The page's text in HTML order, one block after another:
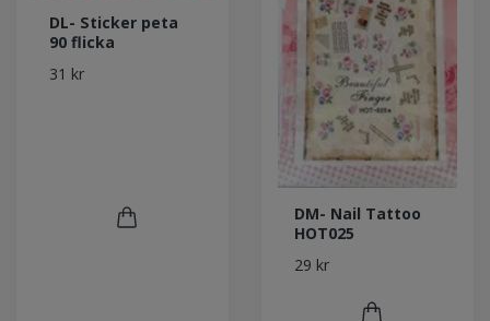
DL- Sticker peta
90 flicka
31 kr
DM- Nail Tattoo
HOT025
29 kr